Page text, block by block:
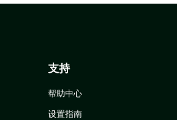
支持
帮助中心
设置指南